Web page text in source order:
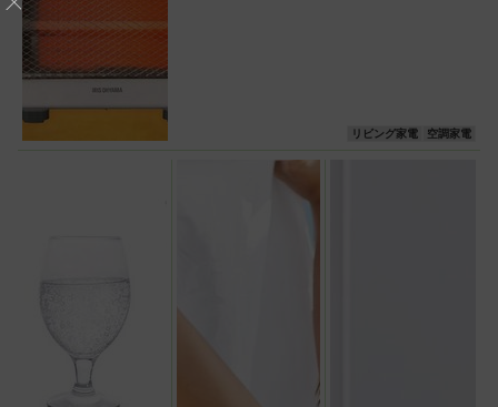
リビング家電 空調家電